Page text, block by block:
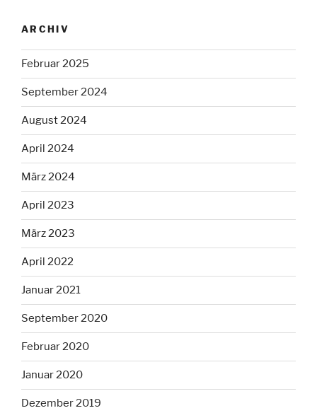
ARCHIV
Februar 2025
September 2024
August 2024
April 2024
März 2024
April 2023
März 2023
April 2022
Januar 2021
September 2020
Februar 2020
Januar 2020
Dezember 2019